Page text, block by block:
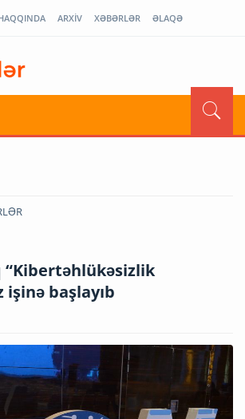
ARXİV XƏBƏRLƏR ƏLAQƏ
“Kibertəhlükəsizlik
işinə başlayıb